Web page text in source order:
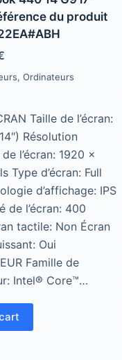
du produit
, Ordinateurs
Taille de l’écran:
Résolution
l’écran: 1920 x
Type d’écran: Full
d’affichage: IPS
de l’écran: 400
tactile: Non Écran
Oui
Famille de
Intel® Core™…